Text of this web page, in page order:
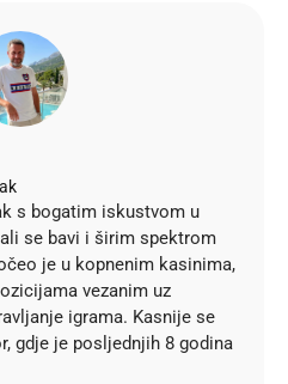
s bogatim iskustvom u
se bavi i širim spektrom
je u kopnenim kasinima,
vezanim uz
igrama. Kasnije se
gdje je posljednjih 8 godina